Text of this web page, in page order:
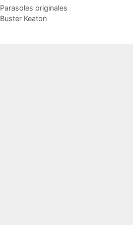
Parasoles originales
Buster Keaton